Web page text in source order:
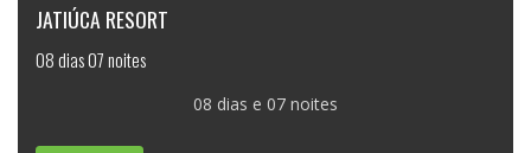
JATIÚCA RESORT
08 dias 07 noites
08 dias e 07 noites